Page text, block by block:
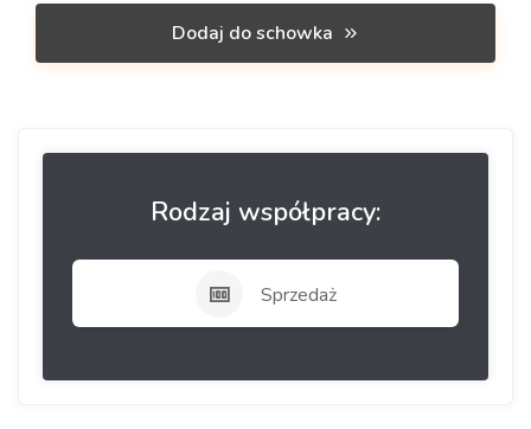
Dodaj do schowka
Rodzaj współpracy:
Sprzedaż